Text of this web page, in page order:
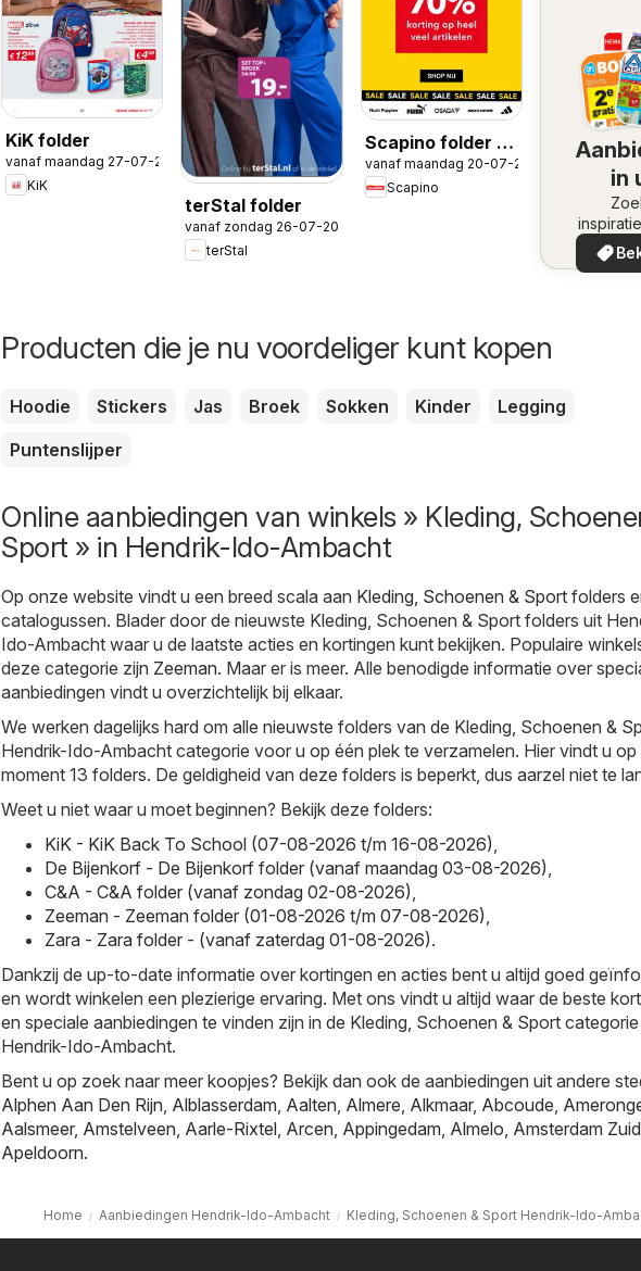
KiK folder
vanaf maandag 27-07-2026
KiK
terStal folder
vanaf zondag 26-07-2026
terStal
Scapino folder -
Sale 70% week
30
vanaf maandag 20-07-2026
Scapino
in
de
in uw
Producten die je nu voordeliger kunt kopen
Hoodie Stickers Jas Broek Sokken Kinder
Legging
Puntenslijper
Online aanbiedingen van winkels » Kleding,
Sport » in Hendrik-Ido-Ambacht
Op onze website vindt u een breed scala aan Kleding, Schoenen & Sport folders
catalogussen. Blader door de nieuwste Kleding, Schoenen & Sport folders uit
Ido-Ambacht waar u de laatste acties en kortingen kunt bekijken. Populaire
deze categorie zijn Zeeman. Maar er is meer. Alle benodigde informatie over
aanbiedingen vindt u overzichtelijk bij elkaar.
We werken dagelijks hard om alle nieuwste folders van de Kleding, Schoenen &
Hendrik-Ido-Ambacht categorie voor u op één plek te verzamelen. Hier vindt u op
moment 13 folders. De geldigheid van deze folders is beperkt, dus aarzel niet te
Weet u niet waar u moet beginnen? Bekijk deze folders:
KiK - KiK Back To School (07-08-2026 t/m 16-08-2026),
De Bijenkorf - De Bijenkorf folder (vanaf maandag 03-08-2026),
C&A - C&A folder (vanaf zondag 02-08-2026),
Zeeman - Zeeman folder (01-08-2026 t/m 07-08-2026),
Zara - Zara folder - (vanaf zaterdag 01-08-2026).
Dankzij de up-to-date informatie over kortingen en acties bent u altijd goed
en wordt winkelen een plezierige ervaring. Met ons vindt u altijd waar de beste
en speciale aanbiedingen te vinden zijn in de Kleding, Schoenen & Sport
Hendrik-Ido-Ambacht.
Bent u op zoek naar meer koopjes? Bekijk dan ook de aanbiedingen uit andere
Alphen Aan Den Rijn, Alblasserdam, Aalten, Almere, Alkmaar, Abcoude,
Aalsmeer, Amstelveen, Aarle-Rixtel, Arcen, Appingedam, Almelo, Amsterdam
Apeldoorn.
Home Aanbiedingen Hendrik-Ido-Ambacht Kleding, Schoenen & Sport Hendrik-Ido-